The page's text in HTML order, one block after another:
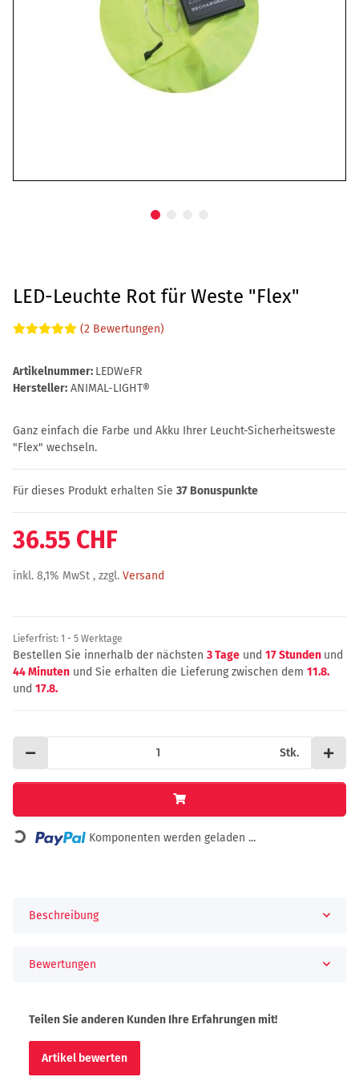
LED-Leuchte Rot für Weste "Flex"
(2 Bewertungen)
Artikelnummer: LEDWeFR
Hersteller: ANIMAL-LIGHT®
Ganz einfach die Farbe und Akku Ihrer Leucht-Sicherheitsweste
"Flex" wechseln.
Für dieses Produkt erhalten Sie 37 Bonuspunkte
36.55 CHF
inkl. 8,1% MwSt , zzgl. Versand
Lieferfrist: 1 - 5 Werktage
Bestellen Sie innerhalb der nächsten 3 Tage und 17 Stunden und
44 Minuten und Sie erhalten die Lieferung zwischen dem 11.8.
und 17.8.
Stk.
Loading... Komponenten werden geladen ...
Beschreibung
Bewertungen
Teilen Sie anderen Kunden Ihre Erfahrungen mit!
Artikel bewerten